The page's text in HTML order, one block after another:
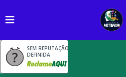
SEM REPUTAÇÃO
DEFINIDA